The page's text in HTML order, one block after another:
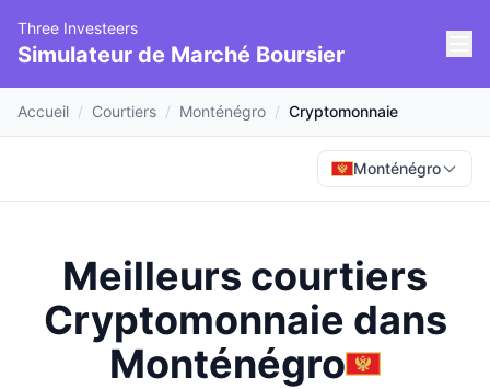
Three Investeers
Simulateur de Marché Boursier
Accueil / Courtiers / Monténégro / Cryptomonnaie
Monténégro
Meilleurs courtiers
Cryptomonnaie dans
Monténégro